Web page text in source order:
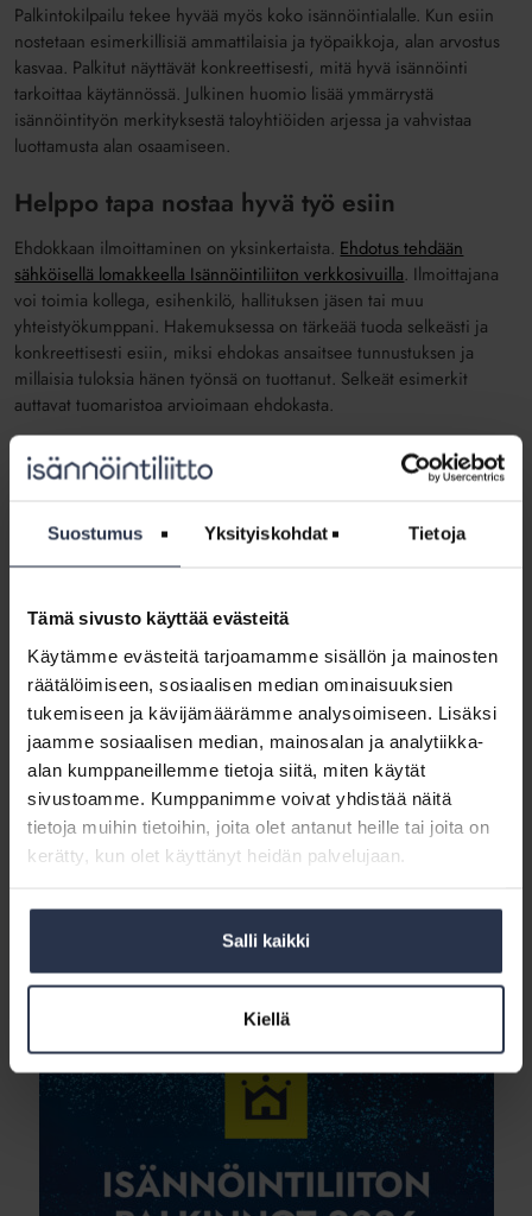
Suostumus Yksityiskohdat Tietoja
Tämä sivusto käyttää evästeitä
Käytämme evästeitä tarjoamamme sisällön ja mainosten
räätälöimiseen, sosiaalisen median ominaisuuksien
tukemiseen ja kävijämäärämme analysoimiseen. Lisäksi
jaamme sosiaalisen median, mainosalan ja analytiikka-
alan kumppaneillemme tietoja siitä, miten käytät
sivustoamme. Kumppanimme voivat yhdistää näitä
tietoja muihin tietoihin, joita olet antanut heille tai joita on
kerätty, kun olet käyttänyt heidän palvelujaan.
Salli kaikki
Kiellä
Palkintokilpailu tekee hyvää myös koko isännöintialalle. Kun esiin
nostetaan esimerkillisiä ammattilaisia ja työpaikkoja, alan arvostus
kasvaa. Palkitut näyttävät konkreettisesti, mitä hyvä isännöinti
tarkoittaa käytännössä. Julkinen huomio lisää ymmärrystä
isännöintityön merkityksestä taloyhtiöiden arjessa ja vahvistaa
luottamusta alan osaamiseen.
Helppo tapa nostaa hyvä työ esiin
Ehdokkaan ilmoittaminen on yksinkertaista. Ehdotus tehdään
sähköisellä lomakkeella Isännöintiliiton verkkosivuilla. Ilmoittajana
voi toimia kollega, esihenkilö, hallituksen jäsen tai muu
yhteistyökumppani. Hakemuksessa on tärkeää tuoda selkeästi ja
konkreettisesti esiin, miksi ehdokas ansaitsee tunnustuksen ja
millaisia tuloksia hänen työnsä on tuottanut. Selkeät esimerkit
auttavat tuomaristoa arvioimaan ehdokasta.
Uusi vuosi, uusi mahdollisuus
onnistumisia ja kehitystä. Siksi myös aiemmin mukana ollut
ehdokas kannattaa ilmoittaa uudelleen. Tämän vuoden kilpailussa
asioita kuin aiempina vuosina.
Isännöintiliiton palkintofinalistit ja -voittajat tuulettivat
Isännöintiliiton
palkinnot